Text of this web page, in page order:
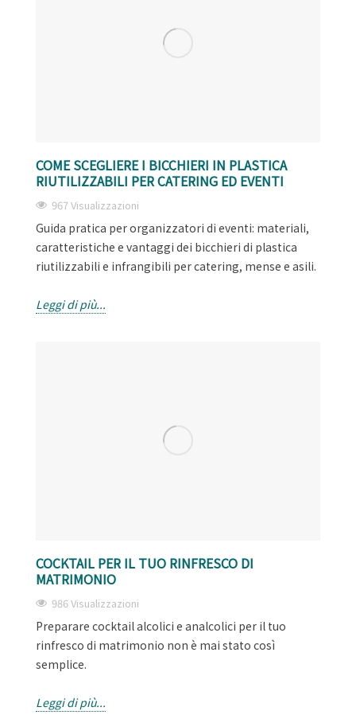
COME SCEGLIERE I BICCHIERI IN PLASTICA
RIUTILIZZABILI PER CATERING ED EVENTI
967 Visualizzazioni
Guida pratica per organizzatori di eventi: materiali,
caratteristiche e vantaggi dei bicchieri di plastica
riutilizzabili e infrangibili per catering, mense e asili.
Leggi di più...
COCKTAIL PER IL TUO RINFRESCO DI
MATRIMONIO
986 Visualizzazioni
Preparare cocktail alcolici e analcolici per il tuo
rinfresco di matrimonio non è mai stato così
semplice.
Leggi di più...